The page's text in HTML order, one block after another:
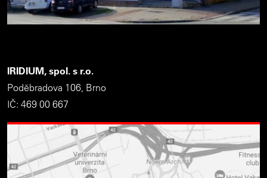
IRIDIUM, spol. s r.o.
Poděbradova 106, Brno
IČ: 469 00 667